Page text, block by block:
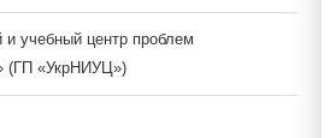
и учебный центр проблем
(ГП «УкрНИУЦ»)